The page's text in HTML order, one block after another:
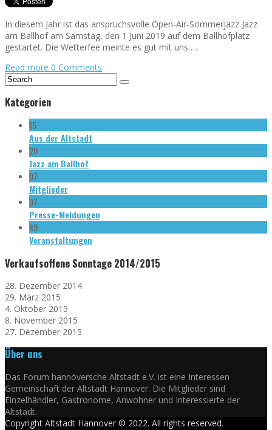
In diesem Jahr ist das anspruchsvolle Open-Air-Sommerjazz Jazz
am Ballhof am Samstag, den 1 Juni 2019 auf dem Ballhofplatz
gestartet. Die Wetterfee meinte es gut mit uns …
Read more 0 Comments
Kategorien
15
Aus der Altstadt
20
Jazz am Ballhof
07
Mitglieder
07
Presse-Meldungen
49
Veranstaltungen
Verkaufsoffene Sonntage 2014/2015
28. Dezember 2014
29. März 2015
4. Oktober 2015
8. November 2015
27. Dezember 2015
Über uns
Das Forum hannöversche Altstadt e.V. ist eine Interessen
Gemeinschaft der Altstadt Hannover. Die Mitglieder sind
Einzelhändler, Gastronome, Anwohner und Interessierte der
Altstadt.
Copyright Altstadt Hannover © 2022. All rights reserved.